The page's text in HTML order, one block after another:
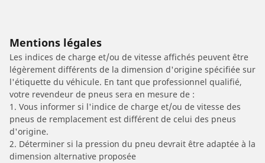
Mentions légales
Les indices de charge et/ou de vitesse affichés peuvent être
légèrement différents de la dimension d'origine spécifiée sur
l'étiquette du véhicule. En tant que professionnel qualifié,
votre revendeur de pneus sera en mesure de :
1. Vous informer si l'indice de charge et/ou de vitesse des
pneus de remplacement est différent de celui des pneus
d'origine.
2. Déterminer si la pression du pneu devrait être adaptée à la
dimension alternative proposée